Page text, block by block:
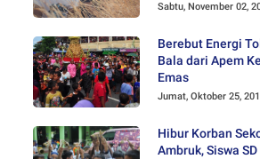
Sabtu, November 02,
Berebut Energi
Bala dari Apem
Emas
Jumat, Oktober 25,
Hibur Korban
Ambruk, Siswa